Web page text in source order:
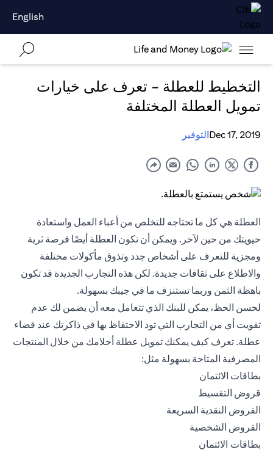
English
التخطيط للعطلة - تعرف على خيارات
تمويل العطلة المختلفة
Dec 17, 2019التوفير
العطلة هي كل ما تحتاجه للتخلص من أعباء العمل واستعادة
حيويتك من حين لآخر. ويمكن أن تكون العطلة أيضًا فرصة ثرية
ومجزية للتعرف على أشخاص جدد وتذوق مأكولات مختلفة
والاطلاع على ثقافات جديدة. لكن هذه التجارب الجديدة قد تكون
باهظة الثمن وربما تستنزف ما في جيبك بسهولة.
لحسن الحظ، يمكن للبنك الذي تتعامل معه أن يضمن لك عدم
تفويت أي من التجارب التي تود الاحتفاظ بها في ذاكرتك عند قضاء
عطلة. تعرف كيف يمكنك تمويل عطلة أحلامك من خلال المنتجات
المصرفية المتاحة بسهولة مثل:
بطاقات الائتمان
قروض التقسيط
القروض النقدية السريعة
القروض الشخصية
بطاقات الائتمان